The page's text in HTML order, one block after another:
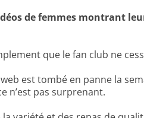
de femmes montrant
que le fan club ne
est tombé en panne la
n’est pas surprenant.